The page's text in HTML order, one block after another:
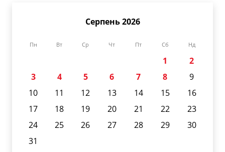
Серпень 2026
Пн Вт Ср Чт Пт Сб Нд
1
2
3
4 5 6 7 8
9
10
11 12 13 14 15
16
17
18 19 20 21 22
23
24
25 26 27 28 29
30
31